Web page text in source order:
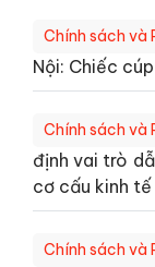
Chính sách và
Nội: Chiếc
Chính sách và
định vai trò
cơ cấu kinh tế
Chính sách và